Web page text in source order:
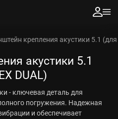
крепления акустики 5.1 (для
акустики 5.1
DUAL)
- ключевая деталь для
погружения. Надежная
и обеспечивает